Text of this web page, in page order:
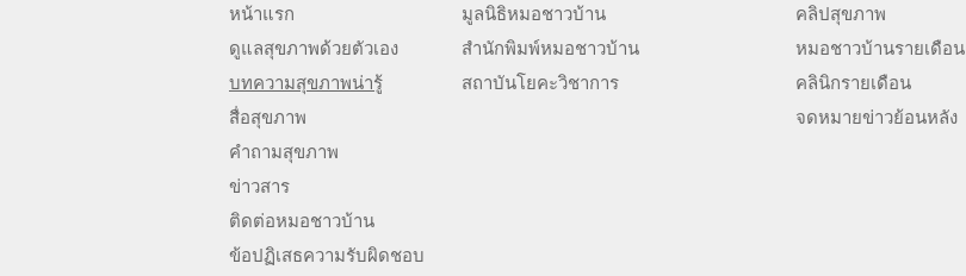
หน้าแรก
ดูแลสุขภาพด้วยตัวเอง
บทความสุขภาพน่ารู้
สื่อสุขภาพ
คำถามสุขภาพ
ข่าวสาร
ติดต่อหมอชาวบ้าน
ข้อปฏิเสธความรับผิดชอบ
มูลนิธิหมอชาวบ้าน
สำนักพิมพ์หมอชาวบ้าน
สถาบันโยคะวิชาการ
คลิปสุขภาพ
หมอชาวบ้านรายเดือน
คลินิกรายเดือน
จดหมายข่าวย้อนหลัง